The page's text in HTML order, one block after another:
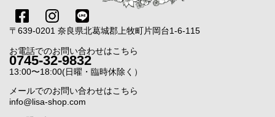
〒639-0201 奈良県北葛城郡上牧町片岡台1-6-115
お電話でのお問い合わせはこちら
0745-32-9832
13:00〜18:00(日曜・臨時休除く）
メールでのお問い合わせはこちら
info@lisa-shop.com